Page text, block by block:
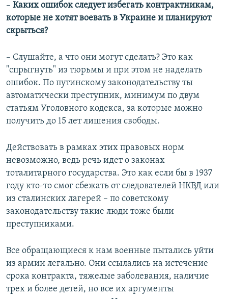
– Каких ошибок следует избегать контрактникам,
которые не хотят воевать в Украине и планируют
скрыться?
– Слушайте, а что они могут сделать? Это как
"спрыгнуть" из тюрьмы и при этом не наделать
ошибок. По путинскому законодательству ты
автоматически преступник, минимум по двум
статьям Уголовного кодекса, за которые можно
получить до 15 лет лишения свободы.
Действовать в рамках этих правовых норм
невозможно, ведь речь идет о законах
тоталитарного государства. Это как если бы в 1937
году кто-то смог сбежать от следователей НКВД или
из сталинских лагерей – по советскому
законодательству такие люди тоже были
преступниками.
Все обращающиеся к нам военные пытались уйти
из армии легально. Они ссылались на истечение
срока контракта, тяжелые заболевания, наличие
трех и более детей, но все их аргументы